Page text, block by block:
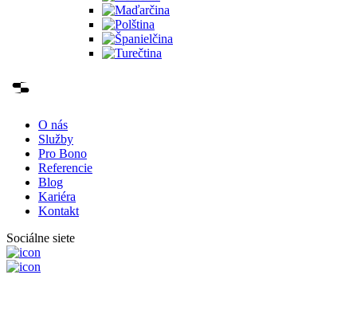
O nás
Služby
Pro Bono
Referencie
Blog
Kariéra
Kontakt
Sociálne siete